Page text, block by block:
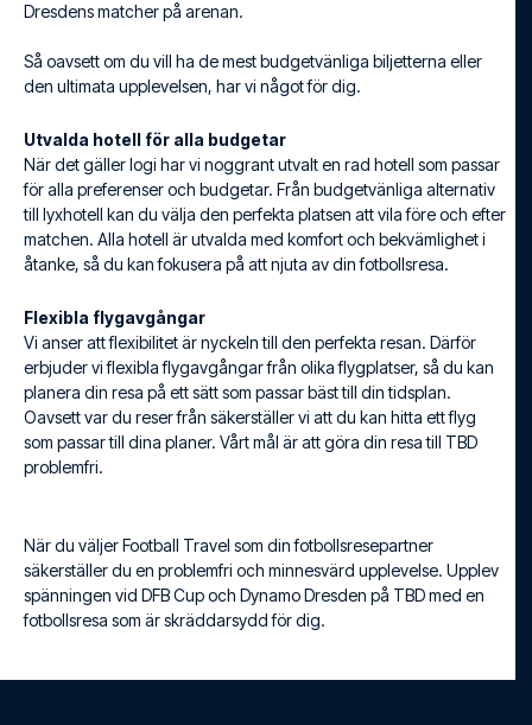
Dresdens matcher på arenan.
Så oavsett om du vill ha de mest budgetvänliga biljetterna eller
den ultimata upplevelsen, har vi något för dig.
Utvalda hotell för alla budgetar
När det gäller logi har vi noggrant utvalt en rad hotell som passar
för alla preferenser och budgetar. Från budgetvänliga alternativ
till lyxhotell kan du välja den perfekta platsen att vila före och efter
matchen. Alla hotell är utvalda med komfort och bekvämlighet i
åtanke, så du kan fokusera på att njuta av din fotbollsresa.
Flexibla flygavgångar
Vi anser att flexibilitet är nyckeln till den perfekta resan. Därför
erbjuder vi flexibla flygavgångar från olika flygplatser, så du kan
planera din resa på ett sätt som passar bäst till din tidsplan.
Oavsett var du reser från säkerställer vi att du kan hitta ett flyg
som passar till dina planer. Vårt mål är att göra din resa till TBD
problemfri.
När du väljer Football Travel som din fotbollsresepartner
säkerställer du en problemfri och minnesvärd upplevelse. Upplev
spänningen vid DFB Cup och Dynamo Dresden på TBD med en
fotbollsresa som är skräddarsydd för dig.